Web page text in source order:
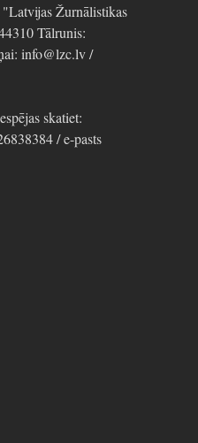
Žurnālistikas
Tālrunis:
info@lzc.lv /
skatiet:
/ e-pasts